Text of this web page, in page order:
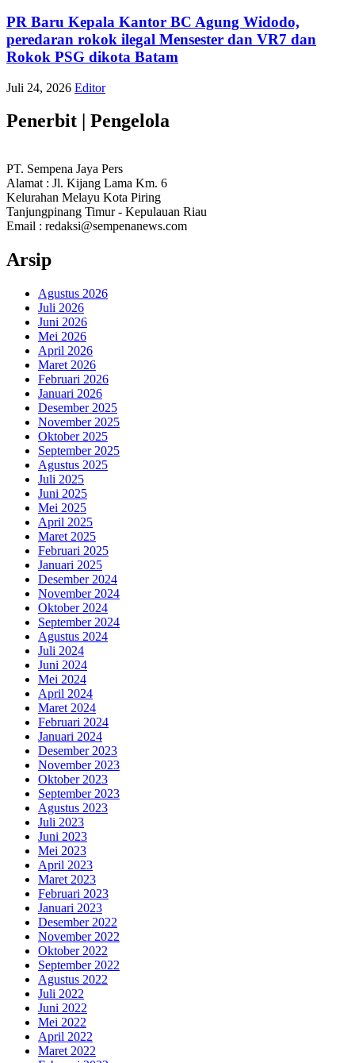
PR Baru Kepala Kantor BC Agung Widodo,
peredaran rokok ilegal Mensester dan VR7 dan
Rokok PSG dikota Batam
Juli 24, 2026 Editor
Penerbit | Pengelola
PT. Sempena Jaya Pers
Alamat : Jl. Kijang Lama Km. 6
Kelurahan Melayu Kota Piring
Tanjungpinang Timur - Kepulauan Riau
Email : redaksi@sempenanews.com
Arsip
Agustus 2026
Juli 2026
Juni 2026
Mei 2026
April 2026
Maret 2026
Februari 2026
Januari 2026
Desember 2025
November 2025
Oktober 2025
September 2025
Agustus 2025
Juli 2025
Juni 2025
Mei 2025
April 2025
Maret 2025
Februari 2025
Januari 2025
Desember 2024
November 2024
Oktober 2024
September 2024
Agustus 2024
Juli 2024
Juni 2024
Mei 2024
April 2024
Maret 2024
Februari 2024
Januari 2024
Desember 2023
November 2023
Oktober 2023
September 2023
Agustus 2023
Juli 2023
Juni 2023
Mei 2023
April 2023
Maret 2023
Februari 2023
Januari 2023
Desember 2022
November 2022
Oktober 2022
September 2022
Agustus 2022
Juli 2022
Juni 2022
Mei 2022
April 2022
Maret 2022